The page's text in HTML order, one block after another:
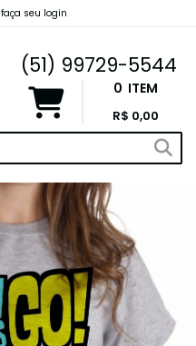
seu login
(51) 99729-5544
0 ITEM
R$ 0,00